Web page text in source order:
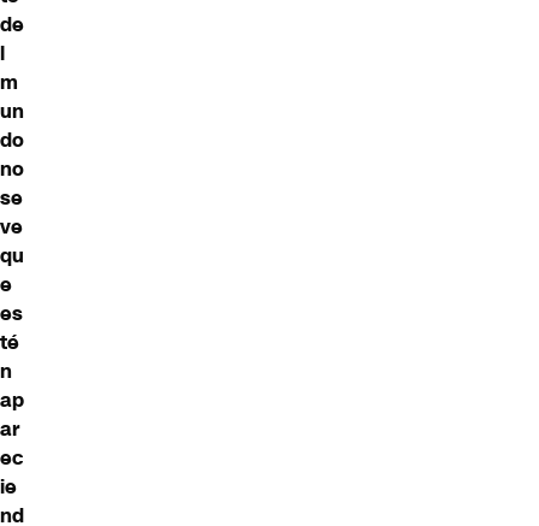
de
l
m
un
do
no
se
ve
qu
e
es
té
n
ap
ar
ec
ie
nd